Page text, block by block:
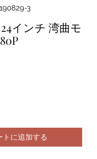
3
インチ 湾曲モ
トに追加する